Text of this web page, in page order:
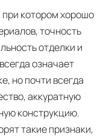
котором хорошо
точность
отделки и
означает
но почти всегда
аккуратную
конструкцию.
такие признаки,